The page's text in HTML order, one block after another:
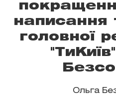
написання
головної
Ольга